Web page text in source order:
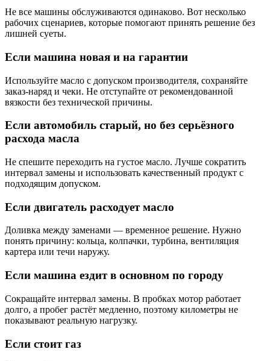
Не все машины обслуживаются одинаково. Вот несколько
рабочих сценариев, которые помогают принять решение без
лишней суеты.
Если машина новая и на гарантии
Используйте масло с допуском производителя, сохраняйте
заказ-наряд и чеки. Не отступайте от рекомендованной
вязкости без технической причины.
Если автомобиль старый, но без серьёзного
расхода масла
Не спешите переходить на густое масло. Лучше сократить
интервал замены и использовать качественный продукт с
подходящим допуском.
Если двигатель расходует масло
Доливка между заменами — временное решение. Нужно
понять причину: кольца, колпачки, турбина, вентиляция
картера или течи наружу.
Если машина ездит в основном по городу
Сокращайте интервал замены. В пробках мотор работает
долго, а пробег растёт медленно, поэтому километры не
показывают реальную нагрузку.
Если стоит газ